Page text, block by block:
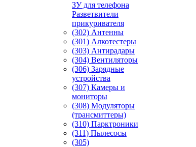
ЗУ для телефона
Разветвители
прикуривателя
(302) Антенны
(301) Алкотестеры
(303) Антирадары
(304) Вентиляторы
(306) Зарядные
устройства
(307) Камеры и
мониторы
(308) Модуляторы
(трансмиттеры)
(310) Парктроники
(311) Пылесосы
(305)